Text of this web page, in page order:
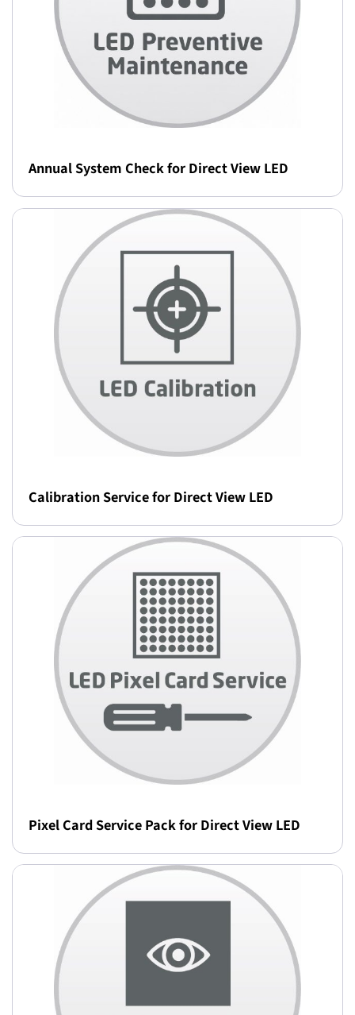
Annual System Check for Direct View LED
Calibration Service for Direct View LED
Pixel Card Service Pack for Direct View LED